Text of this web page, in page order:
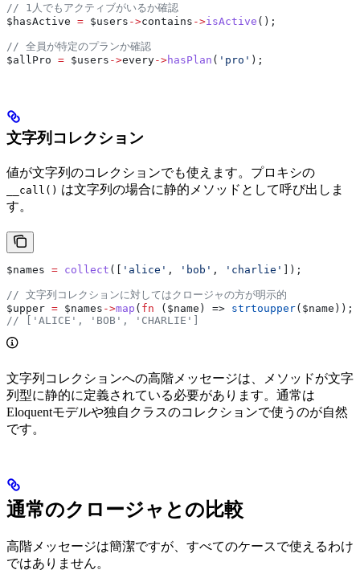
// 1人でもアクティブがいるか確認
$hasActive = $users ->contains ->isActive ();
// 全員が特定のプランか確認
$allPro = $users ->every->hasPlan ( 'pro' );
文字列コレクション
値が文字列のコレクションでも使えます。プロキシの
__call() は文字列の場合に静的メソッドとして呼び出しま
す。
$names = collect ([ 'alice' , 'bob' , 'charlie' ]);
// 文字列コレクションに対してはクロージャの方が明示的
$upper = $names ->map ( fn ( $name ) => strtoupper( $name ));
// ['ALICE', 'BOB', 'CHARLIE']
文字列コレクションへの高階メッセージは、メソッドが文字
列型に静的に定義されている必要があります。通常は
Eloquentモデルや独自クラスのコレクションで使うのが自然
です。
通常のクロージャとの比較
高階メッセージは簡潔ですが、すべてのケースで使えるわけ
ではありません。